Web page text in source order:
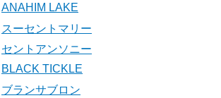
ANAHIM LAKE
スーセントマリー
セントアンソニー
BLACK TICKLE
ブランサブロン